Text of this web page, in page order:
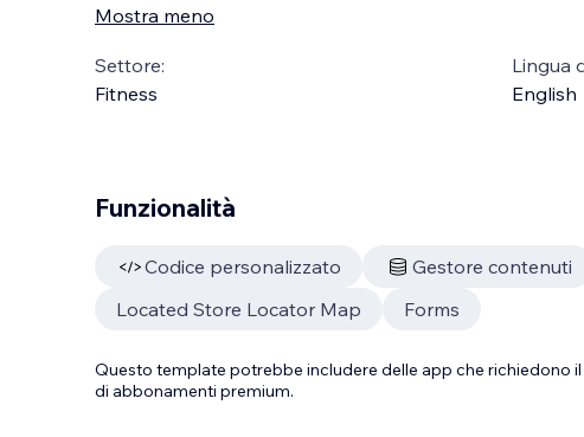
Mostra meno
Settore:
Fitness
Lingua
English
Funzionalità
Codice personalizzato Gestore contenuti
Located Store Locator Map
Forms
Questo template potrebbe includere delle app che richiedono
di abbonamenti premium.